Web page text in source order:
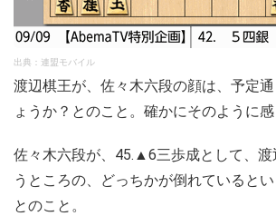
出典：連盟モバイル
渡辺棋王が、佐々木六段の顔は、予定
ょうか？とのこと。確かにそのように
佐々木六段が、45.▲6三歩成として、
うところの、どっちかが倒れていると
とのこと。